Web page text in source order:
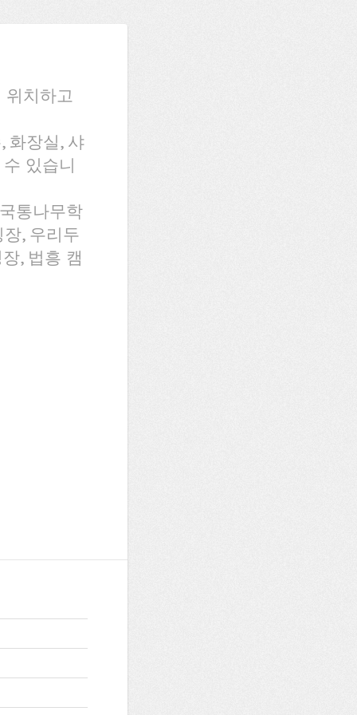
위치하고
화장실, 샤
있습니
통나무학
, 우리두
, 법흥 캠